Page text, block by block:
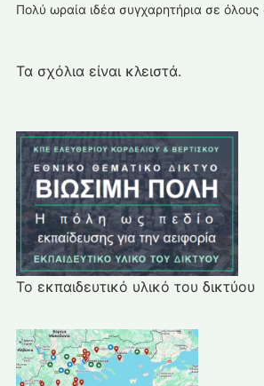
Το εκπαιδευτικό υλικό του δικτύου
Πολύ ωραία ιδέα συγχαρητήρια σε όλους
Τα σχόλια είναι κλειστά.